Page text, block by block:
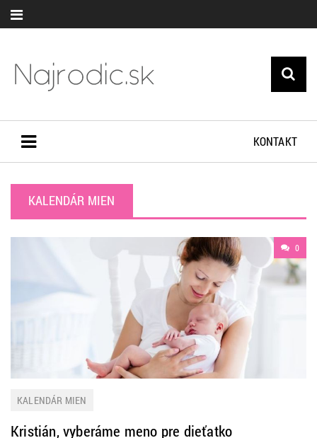
KONTAKT
KALENDÁR MIEN
0
KALENDÁR MIEN
Kristián, vyberáme meno pre dieťatko